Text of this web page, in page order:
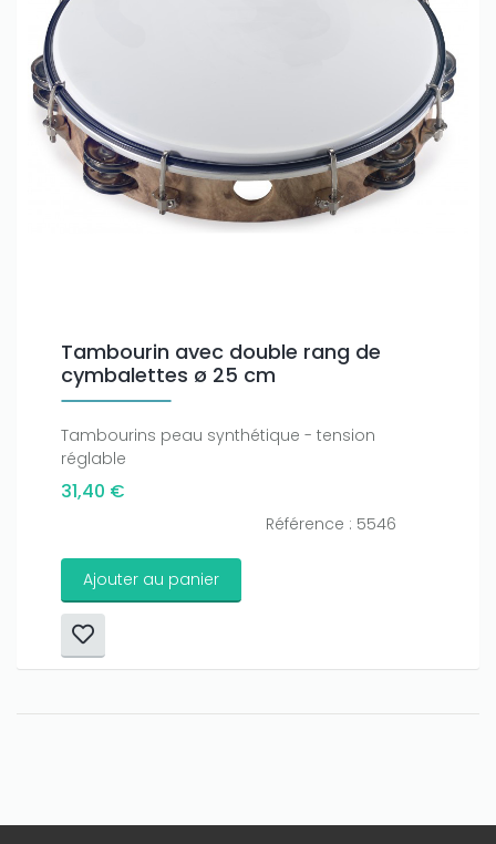
Tambourin avec double rang de
cymbalettes ø 25 cm
Tambourins peau synthétique - tension
réglable
31,40 €
Référence : 5546
Ajouter au panier